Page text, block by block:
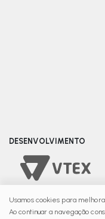
DESENVOLVIMENTO
Usamos cookies para
Ao continuar a navegação